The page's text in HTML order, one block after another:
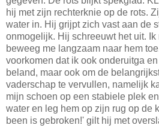
hij met zijn rechterknie op de rots.
water in. Hij grijpt zich vast aan de
onmogelijk. Hij schreeuwt het uit.
beweeg me langzaam naar hem
voorkomen dat ik ook onderuitga
beland, maar ook om de
vaderschap te vervullen, namelijk
mijn schoen op een stabiele plek
water en leg hem op zijn rug op de
been is gebroken!' gilt hij met